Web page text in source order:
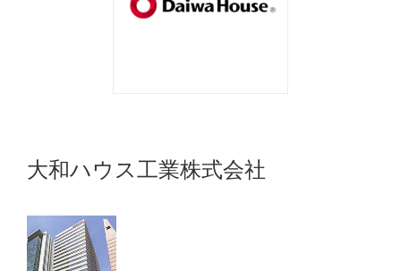
大和ハウス工業株式会社